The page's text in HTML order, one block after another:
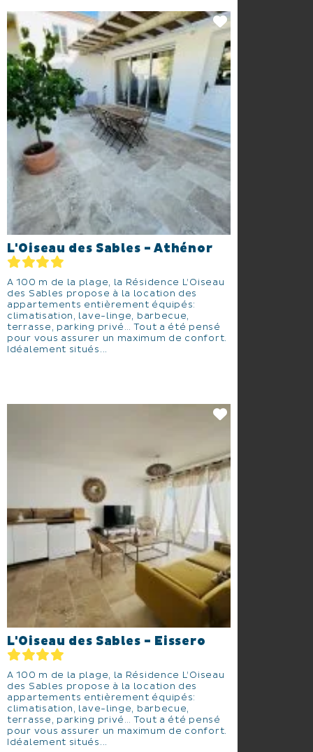
L'Oiseau des Sables - Athénor
A 100 m de la plage, la Résidence L’Oiseau
des Sables propose à la location des
appartements entièrement équipés:
climatisation, lave-linge, barbecue,
terrasse, parking privé… Tout a été pensé
pour vous assurer un maximum de confort.
Idéalement situés...
L'Oiseau des Sables - Eissero
A 100 m de la plage, la Résidence L’Oiseau
des Sables propose à la location des
appartements entièrement équipés:
climatisation, lave-linge, barbecue,
terrasse, parking privé… Tout a été pensé
pour vous assurer un maximum de confort.
Idéalement situés...